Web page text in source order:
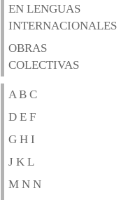
EN LENGUAS
INTERNACIONALES
OBRAS
COLECTIVAS
A B C
D E F
G H I
J K L
M N N